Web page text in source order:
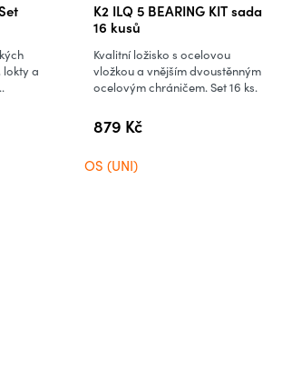
lokty a
K2 ILQ 5 BEARING KIT sada
16 kusů
879 Kč
Kvalitní ložisko s ocelovou
vložkou a vnějším dvoustěnným
ocelovým chráničem. Set 16 ks.
OS (UNI)